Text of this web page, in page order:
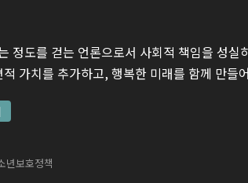
정도를 걷는 언론으로서 사회적 책임을 성
가치를 추가하고, 행복한 미래를 함께 만들
년보호정책